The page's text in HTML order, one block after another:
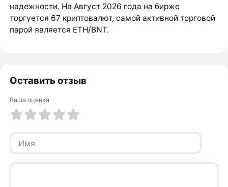
надежности. На Август 2026 года на бирже
торгуется 67 криптовалют, самой активной торговой
парой является ETH/BNT.
Оставить отзыв
Ваша оценка
1 из 5 2 из 5 3 из 5 4 из 5 5 из 5